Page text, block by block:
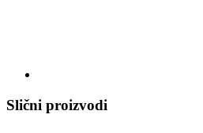
Slični proizvodi